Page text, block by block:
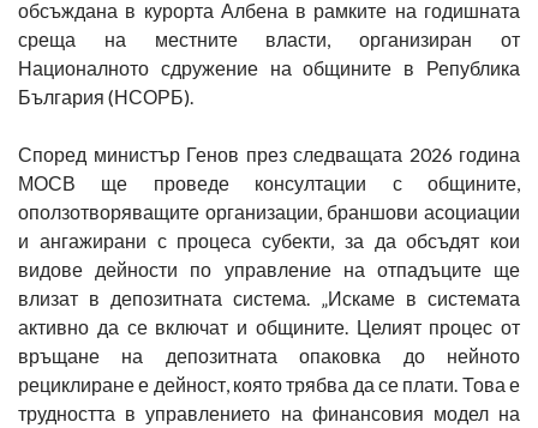
обсъждана в курорта Албена в рамките на годишната
среща на местните власти, организиран от
Националното сдружение на общините в Република
България (НСОРБ).
Според министър Генов през следващата 2026 година
МОСВ ще проведе консултации с общините,
оползотворяващите организации, браншови асоциации
и ангажирани с процеса субекти, за да обсъдят кои
видове дейности по управление на отпадъците ще
влизат в депозитната система. „Искаме в системата
активно да се включат и общините. Целият процес от
връщане на депозитната опаковка до нейното
рециклиране е дейност, която трябва да се плати. Това е
трудността в управлението на финансовия модел на